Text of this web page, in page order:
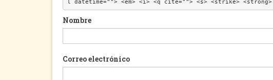
l datetime=""> <em> <i> <q cite=""> <s> <strike> <strong>
Nombre
Correo electrónico